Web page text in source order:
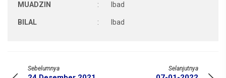
MUADZIN : Ibad
BILAL : Ibad
Sebelumnya Selanjutnya